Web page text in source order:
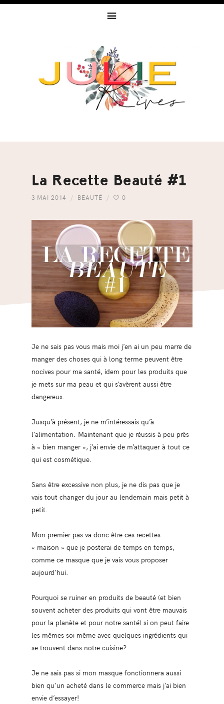
La Recette Beauté #1
3 MAI 2014 BEAUTÉ 0
Je ne sais pas vous mais moi j’en ai un peu marre de
manger des choses qui à long terme peuvent être
nocives pour ma santé, idem pour les produits que
je mets sur ma peau et qui s’avèrent aussi être
dangereux.
Jusqu’à présent, je ne m’intéressais qu’à
l’alimentation. Maintenant que je réussis à peu près
à « bien manger », j’ai envie de m’attaquer à tout ce
qui est cosmétique.
Sans être excessive non plus, je ne dis pas que je
vais tout changer du jour au lendemain mais petit à
petit.
Mon premier pas va donc être ces recettes
« maison » que je posterai de temps en temps,
comme ce masque que je vais vous proposer
aujourd’hui.
Pourquoi se ruiner en produits de beauté (et bien
souvent acheter des produits qui vont être mauvais
pour la planète et pour notre santé) si on peut faire
les mêmes soi même avec quelques ingrédients qui
se trouvent dans notre cuisine?
Je ne sais pas si mon masque fonctionnera aussi
bien qu’un acheté dans le commerce mais j’ai bien
envie d’essayer!